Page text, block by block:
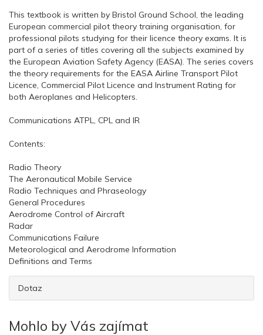
This textbook is written by Bristol Ground School, the leading
European commercial pilot theory training organisation, for
professional pilots studying for their licence theory exams. It is
part of a series of titles covering all the subjects examined by
the European Aviation Safety Agency (EASA). The series covers
the theory requirements for the EASA Airline Transport Pilot
Licence, Commercial Pilot Licence and Instrument Rating for
both Aeroplanes and Helicopters.
Communications ATPL, CPL and IR
Contents:
Radio Theory
The Aeronautical Mobile Service
Radio Techniques and Phraseology
General Procedures
Aerodrome Control of Aircraft
Radar
Communications Failure
Meteorological and Aerodrome Information
Definitions and Terms
Dotaz
Mohlo by Vás zajímat